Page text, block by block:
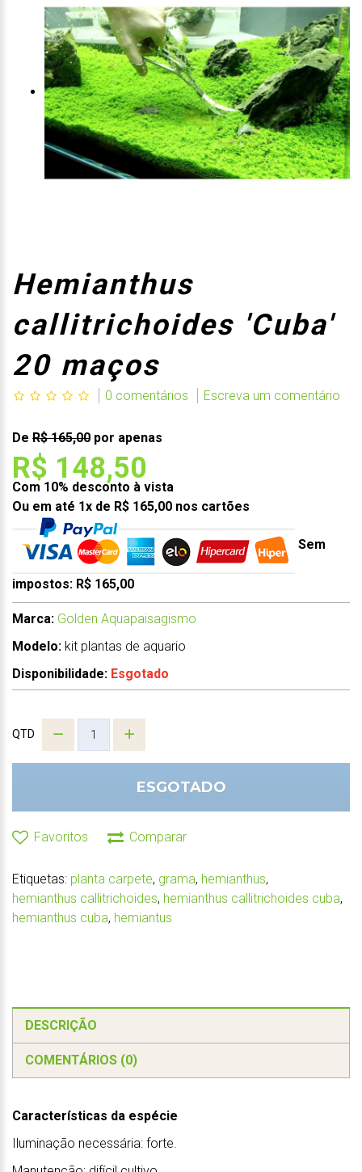
Hemianthus
callitrichoides 'Cuba'
20 maços
0 comentários Escreva um comentário
De R$ 165,00 por apenas
R$ 148,50
Com 10% desconto à vista
Ou em até 1x de R$ 165,00 nos cartões
Sem
impostos: R$ 165,00
Marca: Golden Aquapaisagismo
Modelo: kit plantas de aquario
Disponibilidade: Esgotado
QTD
ESGOTADO
Favoritos Comparar
Etiquetas: planta carpete, grama, hemianthus,
hemianthus callitrichoides, hemianthus callitrichoides cuba,
hemianthus cuba, hemiantus
DESCRIÇÃO
COMENTÁRIOS (0)
Características da espécie
Iluminação necessária: forte.